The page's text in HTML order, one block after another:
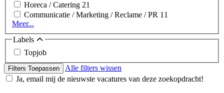
Horeca / Catering 21
Communicatie / Marketing / Reclame / PR 11
Meer...
Labels
Topjob
Filters Toepassen
Alle filters wissen
Ja, email mij de nieuwste vacatures van deze zoekopdracht!